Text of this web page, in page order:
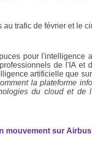
trafic de février et le
pour
de l'IA
artificielle que
la plateforme
du cloud et de
mouvement sur